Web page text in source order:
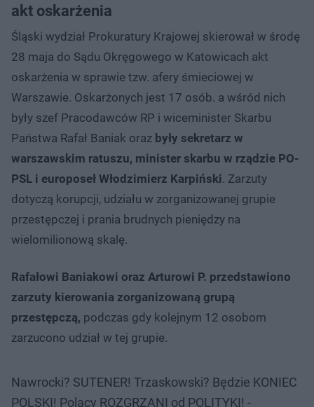
akt oskarżenia
Śląski wydział Prokuratury Krajowej skierował w środę
28 maja do Sądu Okręgowego w Katowicach akt
oskarżenia w sprawie tzw. afery śmieciowej w
Warszawie. Oskarżonych jest 17 osób. a wśród nich
były szef Pracodawców RP i wiceminister Skarbu
Państwa Rafał Baniak oraz były sekretarz w
warszawskim ratuszu, minister skarbu w rządzie PO-
PSL i europoseł Włodzimierz Karpiński. Zarzuty
dotyczą korupcji, udziału w zorganizowanej grupie
przestępczej i prania brudnych pieniędzy na
wielomilionową skalę.
Rafałowi Baniakowi oraz Arturowi P. przedstawiono
zarzuty kierowania zorganizowaną grupą
przestępczą, podczas gdy kolejnym 12 osobom
zarzucono udział w tej grupie.
Nawrocki? SUTENER! Trzaskowski? Będzie KONIEC
POLSKI! Polacy ROZGRZANI od POLITYKI! -